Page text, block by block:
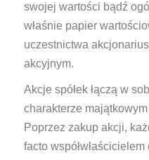
swojej wartości bądź
właśnie papier
uczestnictwa
akcyjnym.
Akcje spółek łączą w
charakterze
Poprzez zakup akcji,
facto